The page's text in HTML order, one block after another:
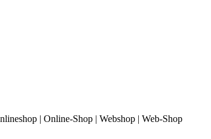
| Online-Shop | Webshop | Web-Shop